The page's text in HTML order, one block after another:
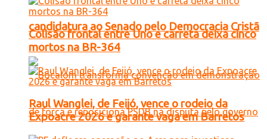
candidatura ao Senado pelo Democracia Cristã
Colisão frontal entre Uno e carreta deixa cinco
mortos na BR-364
Raul Wanglei, de Feijó, vence o rodeio da
Expoacre 2026 e garante vaga em Barretos